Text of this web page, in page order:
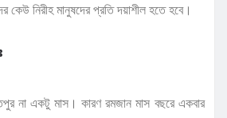
কেউ নিরীহ মানুষদের প্রতি দয়াশীল হতে হবে।
না একটু মাস। কারণ রমজান মাস বছরে একবার